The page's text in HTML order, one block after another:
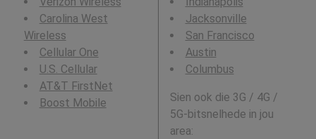
Carolina West
Wireless
Cellular One
U.S. Cellular
AT&T FirstNet
Boost Mobile
Jacksonville
San Francisco
Austin
Columbus
Sien ook die 3G / 4G /
5G-bitsnelhede in jou
area: